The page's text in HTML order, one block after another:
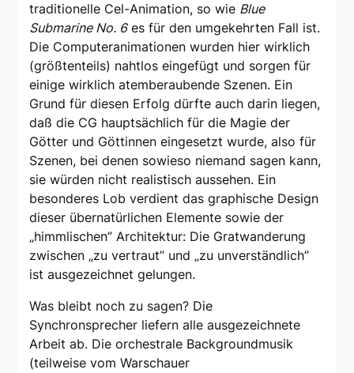
traditionelle Cel-Animation, so wie Blue
Submarine No. 6es für den umgekehrten Fall ist.
Die Computeranimationen wurden hier wirklich
(größtenteils) nahtlos eingefügt und sorgen für
einige wirklich atemberaubende Szenen. Ein
Grund für diesen Erfolg dürfte auch darin liegen,
daß die CG hauptsächlich für die Magie der
Götter und Göttinnen eingesetzt wurde, also für
Szenen, bei denen sowieso niemand sagen kann,
sie würden nicht realistisch aussehen. Ein
besonderes Lob verdient das graphische Design
dieser übernatürlichen Elemente sowie der
„himmlischen” Architektur: Die Gratwanderung
zwischen „zu vertraut” und „zu unverständlich”
ist ausgezeichnet gelungen.
Was bleibt noch zu sagen? Die
Synchronsprecher liefern alle ausgezeichnete
Arbeit ab. Die orchestrale Backgroundmusik
(teilweise vom Warschauer